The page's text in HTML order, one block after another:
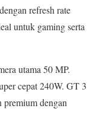
refresh rate
untuk gaming serta
utama 50 MP.
cepat 240W. GT 3
premium dengan